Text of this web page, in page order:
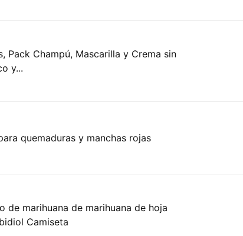
Pack Champú, Mascarilla y Crema sin
y...
quemaduras y manchas rojas
de marihuana de marihuana de hoja
Camiseta